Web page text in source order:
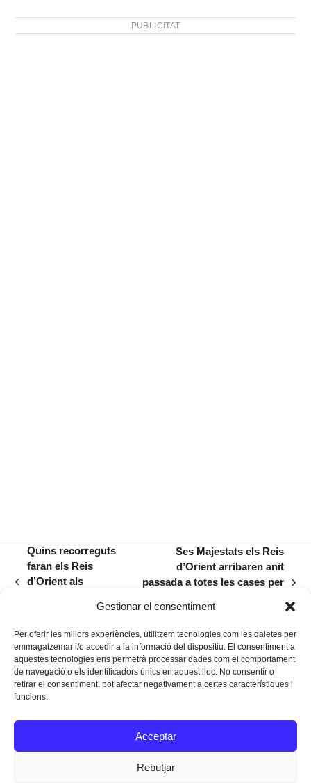
Gestionar el consentiment
Per oferir les millors experiències, utilitzem tecnologies com les galetes per
emmagatzemar i/o accedir a la informació del dispositiu. El consentiment a
aquestes tecnologies ens permetrà processar dades com el comportament
de navegació o els identificadors únics en aquest lloc. No consentir o
retirar el consentiment, pot afectar negativament a certes característiques i
funcions.
Acceptar
Rebutjar
PUBLICITAT
previous
Quins recorreguts
faran els Reis
d’Orient als
next
post:
Ses Majestats els Reis
d’Orient arribaren anit
passada a totes les cases per
Instagram
Facebook
Twitter
Texts Legals